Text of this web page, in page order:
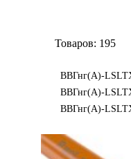
Товаров: 195
ВВГнг(А)-
ВВГнг(А)-
ВВГнг(А)-